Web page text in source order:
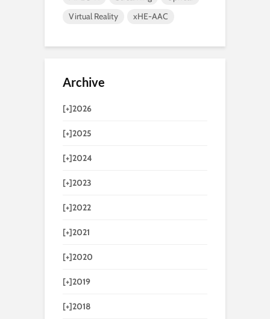
Virtual Reality
xHE-AAC
Archive
[+]2026
[+]2025
[+]2024
[+]2023
[+]2022
[+]2021
[+]2020
[+]2019
[+]2018